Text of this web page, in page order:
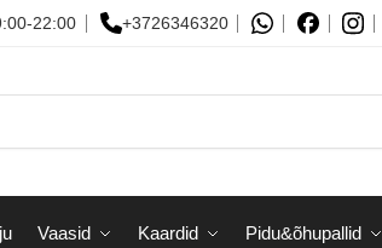
22:00 +3726346320
Vaasid Kaardid Pidu&õhupallid